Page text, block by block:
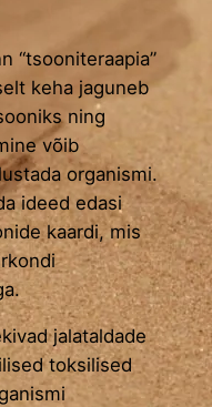
“tsooniteraapia”
keha jaguneb
ning
võib
organismi.
ideed edasi
kaardi, mis
jalataldade
toksilised